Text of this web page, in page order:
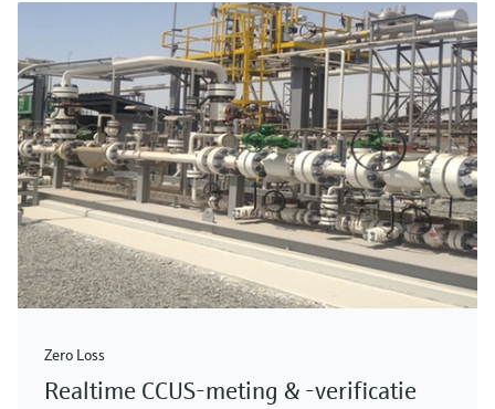
Zero Loss
Realtime CCUS-meting & -verificatie